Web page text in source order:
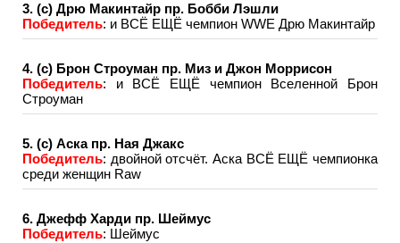
3. (с) Дрю Макинтайр пр. Бобби Лэшли
Победитель: и ВСЁ ЕЩЁ чемпион WWE Дрю Макинтайр
4. (с) Брон Строуман пр. Миз и Джон Моррисон
Победитель: и ВСЁ ЕЩЁ чемпион Вселенной Брон
Строуман
5. (с) Аска пр. Ная Джакс
Победитель: двойной отсчёт. Аска ВСЁ ЕЩЁ чемпионка
среди женщин Raw
6. Джефф Харди пр. Шеймус
Победитель: Шеймус